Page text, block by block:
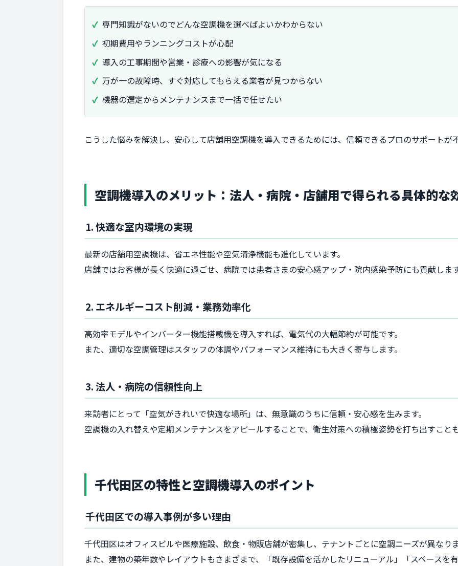
専門知識がないのでどんな空調機を選べばよいかわからない
初期費用やランニングコストが心配
導入の工事期間や営業・診療への影響が気になる
万が一の故障時、すぐ対応してもらえる業者が見つからない
機器の選定からメンテナンスまで一括で任せたい
こうした悩みを解決し、安心して店舗用空調機を導入できるためには、信頼できるプロのサポートが
空調機導入のメリット：法人・病院・店舗用で得られる具体的な
1. 快適な室内環境の実現
最新の店舗用空調機は、省エネ性能や空気清浄機能も進化しています。
店舗ではお客様が長く快適に過ごせ、病院では患者さまの安心感アップ・院内感染予防にも貢献します
2. エネルギーコスト削減・業務効率化
高効率モデルやインバーター機能搭載機を導入すれば、電気代の大幅節約が可能です。
また、適切な空調管理はスタッフの体調やパフォーマンス維持にも大きく寄与します。
3. 法人・病院の信頼性向上
来訪者にとって「空気がきれいで快適な場所」は、無意識のうちに信頼・安心感を生みます。
空調機の入れ替えや定期メンテナンスをアピールすることで、衛生対策への積極姿勢を打ち出すことも
千代田区の特性と空調機導入のポイント
千代田区での導入事例が多い理由
千代田区はオフィスビルや医療施設、飲食・物販店舗が密集し、テナントごとに空調ニーズが異なりま
また、建物の築年数やレイアウトもさまざまで、「既存設備を活かしたリニューアル」「スペースを